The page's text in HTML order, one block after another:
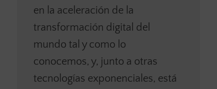
en la aceleración de la
transformación digital del
mundo tal y como lo
conocemos, y, junto a otras
tecnologías exponenciales, está